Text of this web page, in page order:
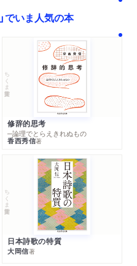
でいま人気の本
ちくま学芸文庫
修辞的思考
─論理でとらえきれぬもの
香西秀信著
ちくま学芸文庫
日本詩歌の特質
大岡信著